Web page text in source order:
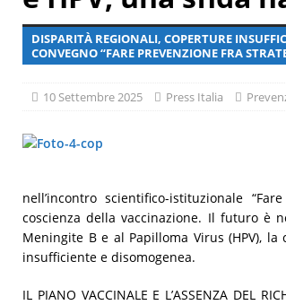
[ 29 Luglio 2026 ] Giornata mondiale
DISPARITÀ REGIONALI, COPERTURE
CONVEGNO “FARE PREVENZIONE FRA
10 Settembre 2025 Press Italia
nell’incontro scientifico-istituzionale
coscienza della vaccinazione. Il futuro è
Meningite B e al Papilloma Virus (HPV),
insufficiente e disomogenea.
IL PIANO VACCINALE E L’ASSENZA DEL